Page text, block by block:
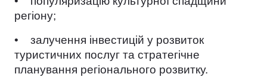
регіону;
• залучення інвестицій у розвиток
туристичних послуг та стратегічне
планування регіонального розвитку.